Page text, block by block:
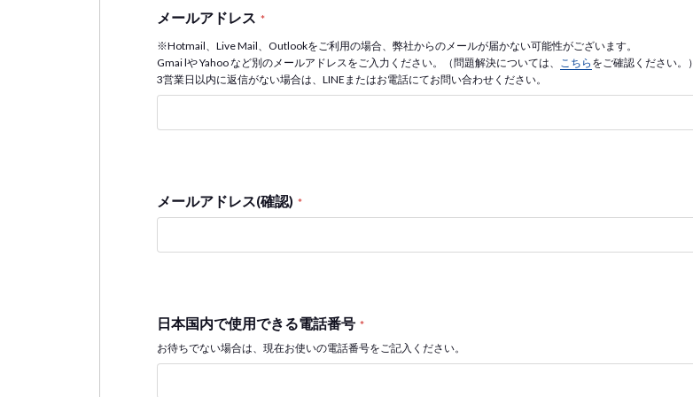
メールアドレス *
※Hotmail、Live Mail、Outlookをご利用の場合、弊社からのメールが届かない可能性がございます。
Gmai lや Yahoo など別のメールアドレスをご入力ください。（問題解決については、 こちら をご確認ください。）
3営業日以内に返信がない場合は、LINEまたはお電話にてお問い合わせください。
メールアドレス(確認) *
日本国内で使用できる電話番号 *
お待ちでない場合は、現在お使いの電話番号をご記入ください。